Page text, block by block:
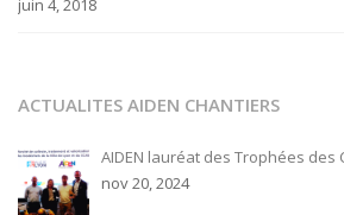
juin 4, 2018
ACTUALITES AIDEN CHANTIERS
AIDEN lauréat des Trophées des
nov 20, 2024